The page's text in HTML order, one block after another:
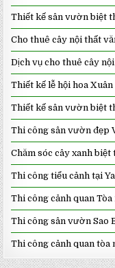
Thiết kế sân vườn biệt
Cho thuê cây nội thất
Dịch vụ cho thuê cây
Thiết kế lễ hội hoa
Thiết kế sân vườn biệt
Thi công sân vườn đẹp
Chăm sóc cây xanh
Thi công tiểu cảnh tại
Thi công cảnh quan
Thi công sân vườn Sao
Thi công cảnh quan tòa